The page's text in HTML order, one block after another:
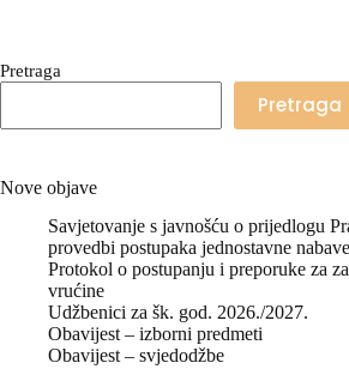
Pretraga
Pretraga
Nove objave
Savjetovanje s javnošću o prijedlogu
provedbi postupaka jednostavne nabave
Protokol o postupanju i preporuke za
vrućine
Udžbenici za šk. god. 2026./2027.
Obavijest – izborni predmeti
Obavijest – svjedodžbe